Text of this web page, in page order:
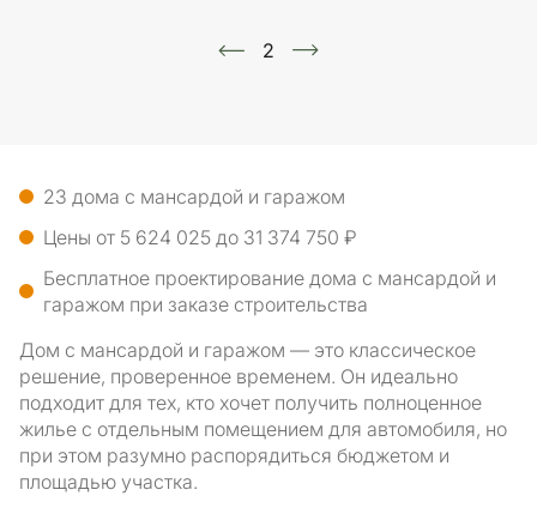
2
23 дома с мансардой и гаражом
Цены от 5 624 025 до 31 374 750 ₽
Бесплатное проектирование дома с мансардой и
гаражом при заказе строительства
Дом с мансардой и гаражом — это классическое
решение, проверенное временем. Он идеально
подходит для тех, кто хочет получить полноценное
жилье с отдельным помещением для автомобиля, но
при этом разумно распорядиться бюджетом и
площадью участка.